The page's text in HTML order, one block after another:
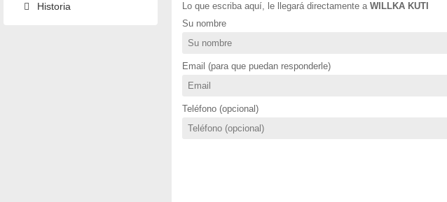
Historia Lo que escriba aquí, le llegará directamente a WILLKA KUTI
Su nombre
Email (para que puedan responderle)
Teléfono (opcional)